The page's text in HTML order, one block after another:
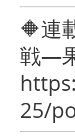
🔶連
戦―
25/